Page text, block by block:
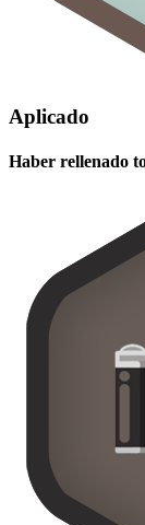
Aplicado
Haber rellenado